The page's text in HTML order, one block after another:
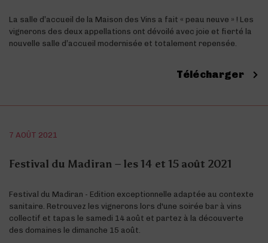
La salle d’accueil de la Maison des Vins a fait « peau neuve » ! Les
vignerons des deux appellations ont dévoilé avec joie et fierté la
nouvelle salle d’accueil modernisée et totalement repensée.
Télécharger
7 AOÛT 2021
Festival du Madiran – les 14 et 15 août 2021
Festival du Madiran - Edition exceptionnelle adaptée au contexte
sanitaire. Retrouvez les vignerons lors d'une soirée bar à vins
collectif et tapas le samedi 14 août et partez à la découverte
des domaines le dimanche 15 août.